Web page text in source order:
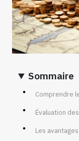
Sommaire
Comprendre
Évaluation
Les